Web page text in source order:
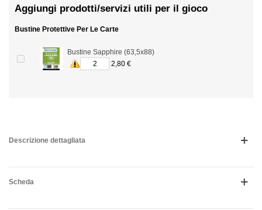
Aggiungi prodotti/servizi utili per il gioco
Bustine Protettive Per Le Carte
Bustine Sapphire (63,5x88)
2,80 €
Descrizione dettagliata
Scheda